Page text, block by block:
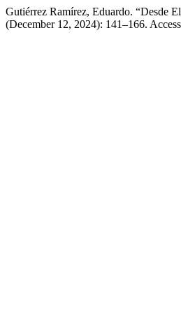
Gutiérrez Ramírez, Eduardo. “Desde
(December 12, 2024): 141–166.